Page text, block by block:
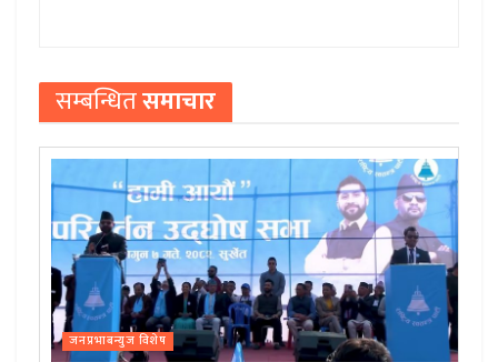
सम्बन्धितसमाचार
जनप्रभाबन्युज विशेष